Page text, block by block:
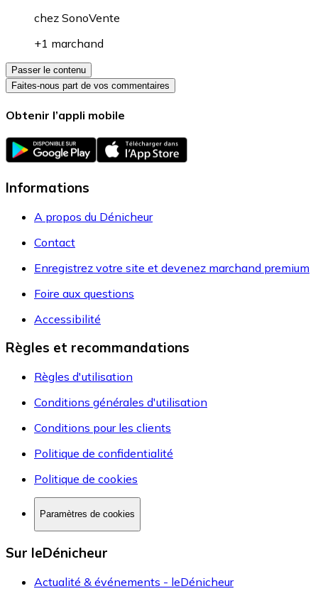
chez SonoVente
+1 marchand
Passer le contenu
Faites-nous part de vos commentaires
Obtenir l’appli mobile
Informations
A propos du Dénicheur
Contact
Enregistrez votre site et devenez marchand premium
Foire aux questions
Accessibilité
Règles et recommandations
Règles d'utilisation
Conditions générales d'utilisation
Conditions pour les clients
Politique de confidentialité
Politique de cookies
Paramètres de cookies
Sur leDénicheur
Actualité & événements - leDénicheur